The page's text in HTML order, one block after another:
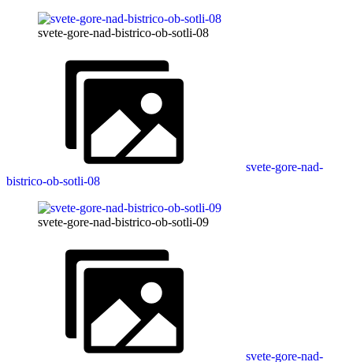
svete-gore-nad-bistrico-ob-sotli-08
svete-gore-nad-
bistrico-ob-sotli-08
svete-gore-nad-bistrico-ob-sotli-09
svete-gore-nad-